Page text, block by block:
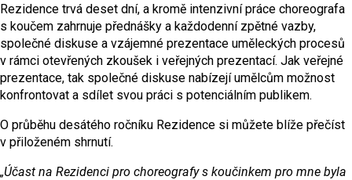
Rezidence trvá deset dní, a kromě intenzivní práce choreografa
s koučem zahrnuje přednášky a každodenní zpětné vazby,
společné diskuse a vzájemné prezentace uměleckých procesů
v rámci otevřených zkoušek i veřejných prezentací. Jak veřejné
prezentace, tak společné diskuse nabízejí umělcům možnost
konfrontovat a sdílet svou práci s potenciálním publikem.
O průběhu desátého ročníku Rezidence si můžete blíže přečíst
v přiloženém shrnutí.
„Účast na Rezidenci pro choreografy s koučinkem pro mne byla